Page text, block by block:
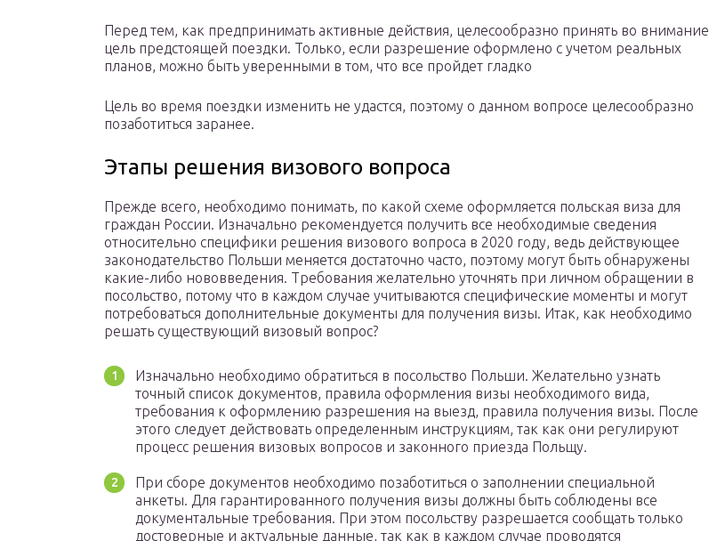
Перед тем, как предпринимать активные действия, целесообразно принять во внимание
цель предстоящей поездки. Только, если разрешение оформлено с учетом реальных
планов, можно быть уверенными в том, что все пройдет гладко
Цель во время поездки изменить не удастся, поэтому о данном вопросе целесообразно
позаботиться заранее.
Этапы решения визового вопроса
Прежде всего, необходимо понимать, по какой схеме оформляется польская виза для
граждан России. Изначально рекомендуется получить все необходимые сведения
относительно специфики решения визового вопроса в 2020 году, ведь действующее
законодательство Польши меняется достаточно часто, поэтому могут быть обнаружены
какие-либо нововведения. Требования желательно уточнять при личном обращении в
посольство, потому что в каждом случае учитываются специфические моменты и могут
потребоваться дополнительные документы для получения визы. Итак, как необходимо
решать существующий визовый вопрос?
Изначально необходимо обратиться в посольство Польши. Желательно узнать
точный список документов, правила оформления визы необходимого вида,
требования к оформлению разрешения на выезд, правила получения визы. После
этого следует действовать определенным инструкциям, так как они регулируют
процесс решения визовых вопросов и законного приезда Польщу.
При сборе документов необходимо позаботиться о заполнении специальной
анкеты. Для гарантированного получения визы должны быть соблюдены все
документальные требования. При этом посольству разрешается сообщать только
достоверные и актуальные данные, так как в каждом случае проводятся